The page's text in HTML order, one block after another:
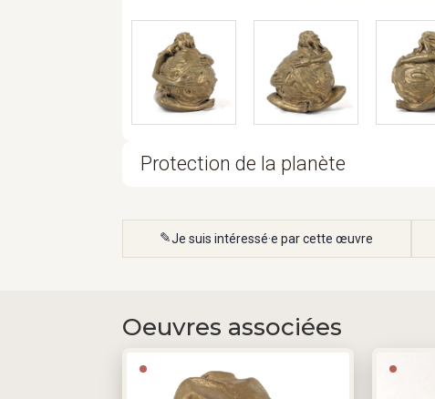
Protection de la planète
Je suis intéressé·e par cette œuvre
Oeuvres associées